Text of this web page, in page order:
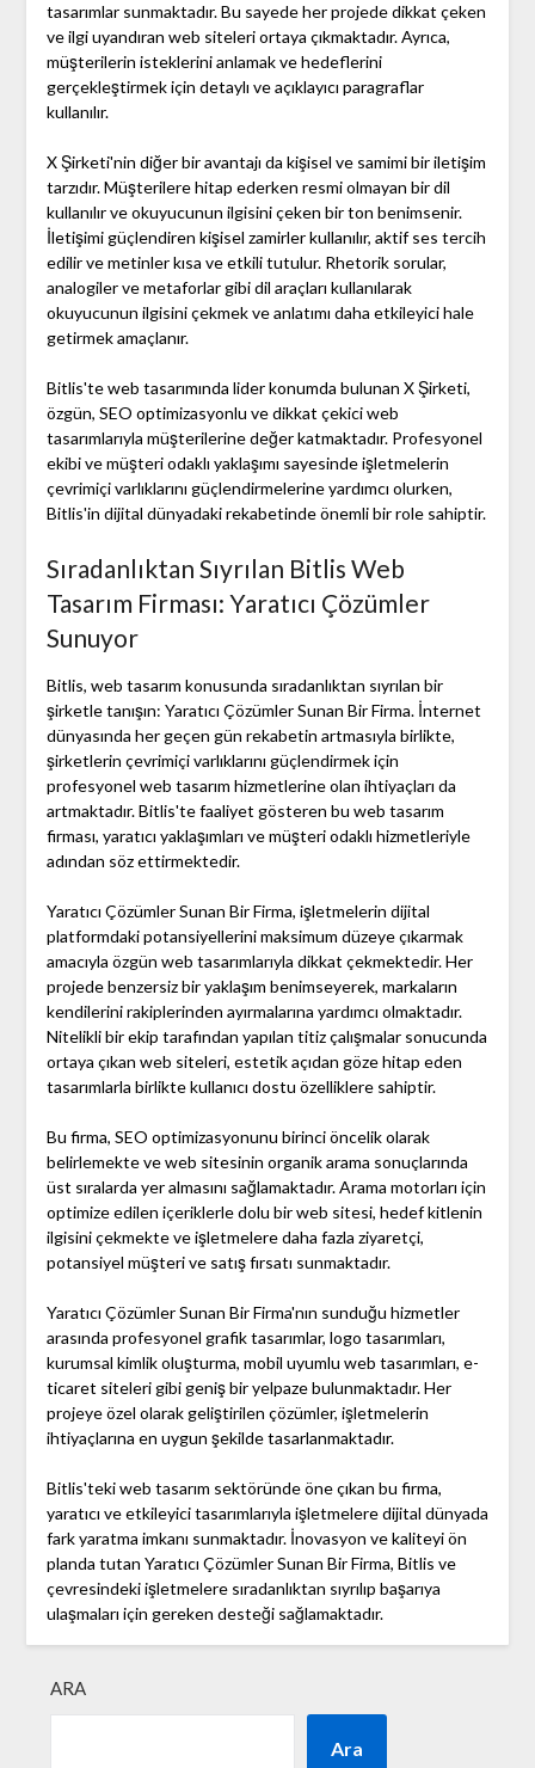
tasarımlar sunmaktadır. Bu sayede her projede dikkat çeken
ve ilgi uyandıran web siteleri ortaya çıkmaktadır. Ayrıca,
müşterilerin isteklerini anlamak ve hedeflerini
gerçekleştirmek için detaylı ve açıklayıcı paragraflar
kullanılır.
X Şirketi'nin diğer bir avantajı da kişisel ve samimi bir iletişim
tarzıdır. Müşterilere hitap ederken resmi olmayan bir dil
kullanılır ve okuyucunun ilgisini çeken bir ton benimsenir.
İletişimi güçlendiren kişisel zamirler kullanılır, aktif ses tercih
edilir ve metinler kısa ve etkili tutulur. Rhetorik sorular,
analogiler ve metaforlar gibi dil araçları kullanılarak
okuyucunun ilgisini çekmek ve anlatımı daha etkileyici hale
getirmek amaçlanır.
Bitlis'te web tasarımında lider konumda bulunan X Şirketi,
özgün, SEO optimizasyonlu ve dikkat çekici web
tasarımlarıyla müşterilerine değer katmaktadır. Profesyonel
ekibi ve müşteri odaklı yaklaşımı sayesinde işletmelerin
çevrimiçi varlıklarını güçlendirmelerine yardımcı olurken,
Bitlis'in dijital dünyadaki rekabetinde önemli bir role sahiptir.
Sıradanlıktan Sıyrılan Bitlis Web
Tasarım Firması: Yaratıcı Çözümler
Sunuyor
Bitlis, web tasarım konusunda sıradanlıktan sıyrılan bir
şirketle tanışın: Yaratıcı Çözümler Sunan Bir Firma. İnternet
dünyasında her geçen gün rekabetin artmasıyla birlikte,
şirketlerin çevrimiçi varlıklarını güçlendirmek için
profesyonel web tasarım hizmetlerine olan ihtiyaçları da
artmaktadır. Bitlis'te faaliyet gösteren bu web tasarım
firması, yaratıcı yaklaşımları ve müşteri odaklı hizmetleriyle
adından söz ettirmektedir.
Yaratıcı Çözümler Sunan Bir Firma, işletmelerin dijital
platformdaki potansiyellerini maksimum düzeye çıkarmak
amacıyla özgün web tasarımlarıyla dikkat çekmektedir. Her
projede benzersiz bir yaklaşım benimseyerek, markaların
kendilerini rakiplerinden ayırmalarına yardımcı olmaktadır.
Nitelikli bir ekip tarafından yapılan titiz çalışmalar sonucunda
ortaya çıkan web siteleri, estetik açıdan göze hitap eden
tasarımlarla birlikte kullanıcı dostu özelliklere sahiptir.
Bu firma, SEO optimizasyonunu birinci öncelik olarak
belirlemekte ve web sitesinin organik arama sonuçlarında
üst sıralarda yer almasını sağlamaktadır. Arama motorları için
optimize edilen içeriklerle dolu bir web sitesi, hedef kitlenin
ilgisini çekmekte ve işletmelere daha fazla ziyaretçi,
potansiyel müşteri ve satış fırsatı sunmaktadır.
Yaratıcı Çözümler Sunan Bir Firma'nın sunduğu hizmetler
arasında profesyonel grafik tasarımlar, logo tasarımları,
kurumsal kimlik oluşturma, mobil uyumlu web tasarımları, e-
ticaret siteleri gibi geniş bir yelpaze bulunmaktadır. Her
projeye özel olarak geliştirilen çözümler, işletmelerin
ihtiyaçlarına en uygun şekilde tasarlanmaktadır.
Bitlis'teki web tasarım sektöründe öne çıkan bu firma,
yaratıcı ve etkileyici tasarımlarıyla işletmelere dijital dünyada
fark yaratma imkanı sunmaktadır. İnovasyon ve kaliteyi ön
planda tutan Yaratıcı Çözümler Sunan Bir Firma, Bitlis ve
çevresindeki işletmelere sıradanlıktan sıyrılıp başarıya
ulaşmaları için gereken desteği sağlamaktadır.
ARA
Ara